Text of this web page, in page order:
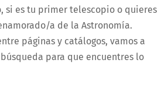
si es tu primer telescopio o quieres
a de la Astronomía.
páginas y catálogos, vamos a
para que encuentres lo